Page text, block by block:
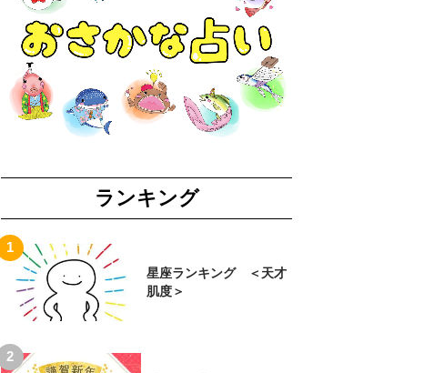
ランキング
星座ランキング ＜天才
肌度＞